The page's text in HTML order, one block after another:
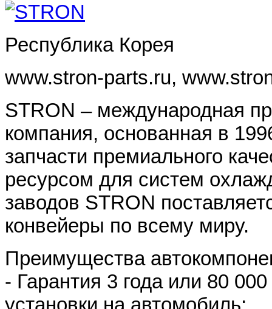
Республика Корея
www.stron-parts.ru,
STRON – международная
компания, основанная в
запчасти премиального
ресурсом для систем
заводов STRON
конвейеры по всему миру.
Преимущества
- Гарантия 3 года или 80
установки на автомобиль;